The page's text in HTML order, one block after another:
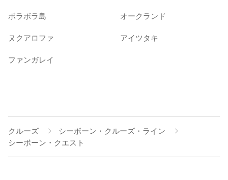
ボラボラ島 オークランド
ヌクアロファ アイツタキ
ファンガレイ
クルーズ
シーボーン・クルーズ・ライン
シーボーン・クエスト